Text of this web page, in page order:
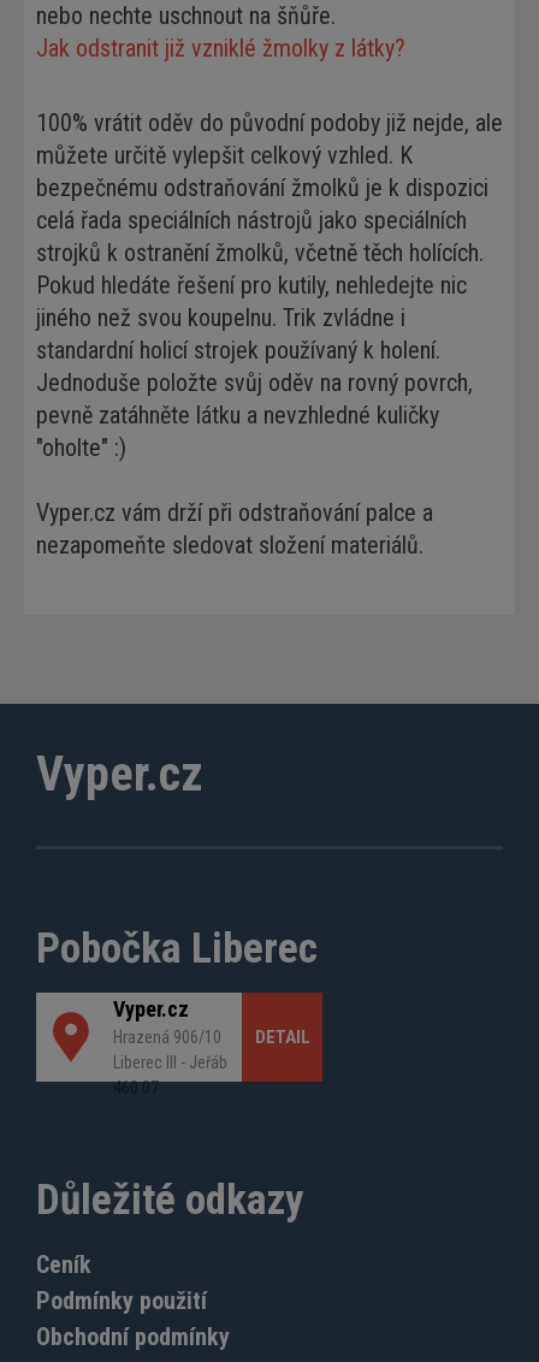
nebo nechte uschnout na šňůře.
Jak odstranit již vzniklé žmolky z látky?
100% vrátit oděv do původní podoby již nejde, ale
můžete určitě vylepšit celkový vzhled. K
bezpečnému odstraňování žmolků je k dispozici
celá řada speciálních nástrojů jako speciálních
strojků k ostranění žmolků, včetně těch holících.
Pokud hledáte řešení pro kutily, nehledejte nic
jiného než svou koupelnu. Trik zvládne i
standardní holicí strojek používaný k holení.
Jednoduše položte svůj oděv na rovný povrch,
pevně zatáhněte látku a nevzhledné kuličky
"oholte" :)
Vyper.cz vám drží při odstraňování palce a
nezapomeňte sledovat složení materiálů.
Vyper.cz
Pobočka Liberec
Vyper.cz
Hrazená 906/10
Liberec III - Jeřáb
460 07
DETAIL
Důležité odkazy
Ceník
Podmínky použití
Obchodní podmínky